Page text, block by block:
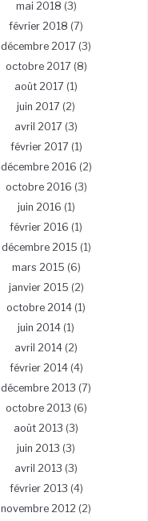
mai 2018 (3)
février 2018 (7)
décembre 2017 (3)
octobre 2017 (8)
août 2017 (1)
juin 2017 (2)
avril 2017 (3)
février 2017 (1)
décembre 2016 (2)
octobre 2016 (3)
juin 2016 (1)
février 2016 (1)
décembre 2015 (1)
mars 2015 (6)
janvier 2015 (2)
octobre 2014 (1)
juin 2014 (1)
avril 2014 (2)
février 2014(4)
décembre 2013 (7)
octobre 2013 (6)
août 2013 (3)
juin 2013 (3)
avril 2013 (3)
février 2013 (4)
novembre 2012 (2)